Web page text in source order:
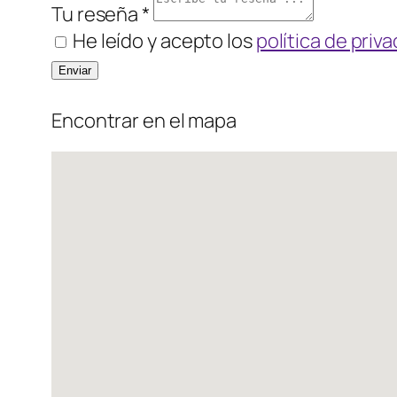
Tu reseña *
He leído y acepto lospolítica de
Encontrar en el mapa